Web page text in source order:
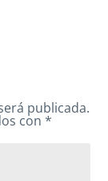
publicada.
con*